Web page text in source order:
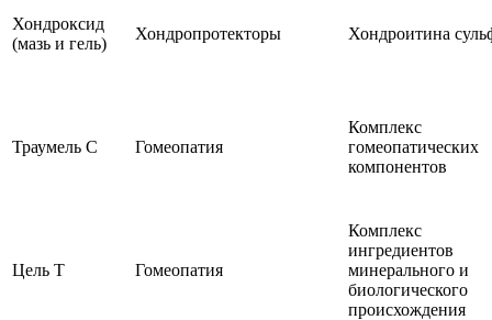
Хондроксид
(мазь и гель)
Хондропротекторы Хондроитина
Траумель С Гомеопатия
Комплекс
гомеопатических
компонентов
Цель Т Гомеопатия
Комплекс
ингредиентов
минерального и
биологического
происхождения